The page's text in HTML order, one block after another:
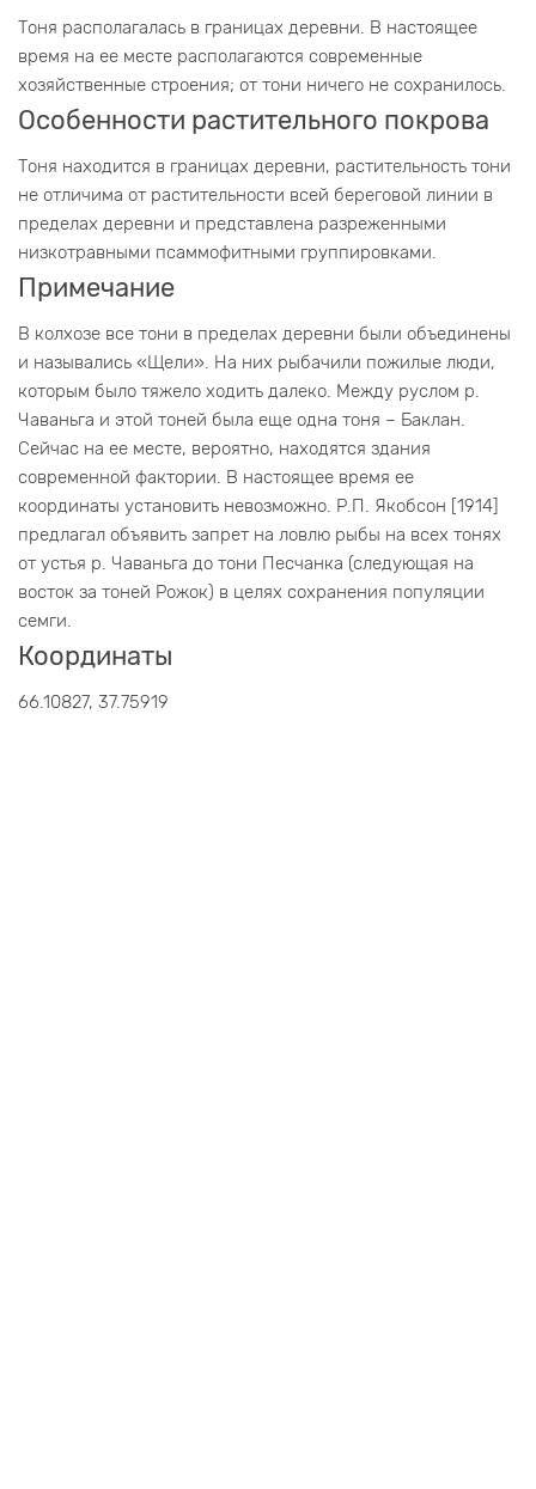
Тоня располагалась в границах деревни. В настоящее
время на ее месте располагаются современные
хозяйственные строения; от тони ничего не сохранилось.
Особенности растительного покрова
Тоня находится в границах деревни, растительность тони
не отличима от растительности всей береговой линии в
пределах деревни и представлена разреженными
низкотравными псаммофитными группировками.
Примечание
В колхозе все тони в пределах деревни были объединены
и назывались «Щели». На них рыбачили пожилые люди,
которым было тяжело ходить далеко. Между руслом р.
Чаваньга и этой тоней была еще одна тоня – Баклан.
Сейчас на ее месте, вероятно, находятся здания
современной фактории. В настоящее время ее
координаты установить невозможно. Р.П. Якобсон [1914]
предлагал объявить запрет на ловлю рыбы на всех тонях
от устья р. Чаваньга до тони Песчанка (следующая на
восток за тоней Рожок) в целях сохранения популяции
семги.
Координаты
66.10827, 37.75919